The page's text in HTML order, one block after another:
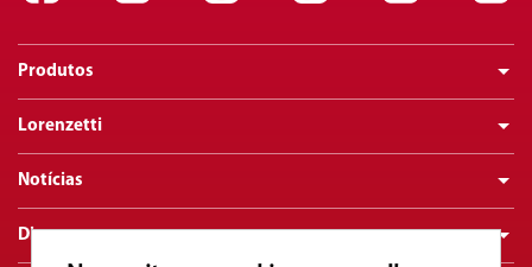
Produtos
Lorenzetti
Notícias
Dicas